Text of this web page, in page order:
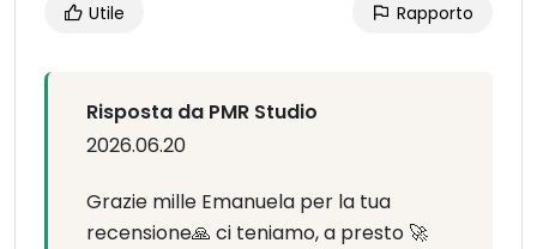
Utile Rapporto
Risposta da PMR Studio
2026.06.20
Grazie mille Emanuela per la tua
recensione🙏 ci teniamo, a presto 🚀